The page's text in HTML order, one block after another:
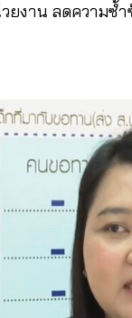
ยงาน ลดความซ้